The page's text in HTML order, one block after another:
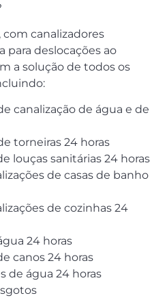
canalizadores
para deslocações ao
a solução de todos os
canalização de água e de
torneiras 24 horas
louças sanitárias 24 horas
de casas de banho
de cozinhas 24
24 horas
canos 24 horas
de água 24 horas